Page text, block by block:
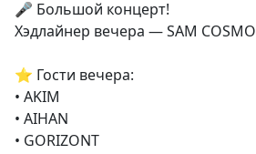
🎤 Большой концерт!
Хэдлайнер вечера — SAM COSMO
⭐️ Гости вечера:
• AKIM
• AIHAN
• GORIZONT